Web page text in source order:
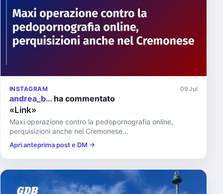
INSTAGRAM 09 Jul
andrea_b… ha commentato
«Link»
Maxi operazione contro la pedopornografia online,
perquisizioni anche nel Cremonese...
Apri anteprima post e DM →